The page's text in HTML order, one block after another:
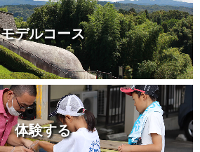
モデルコース
体験する